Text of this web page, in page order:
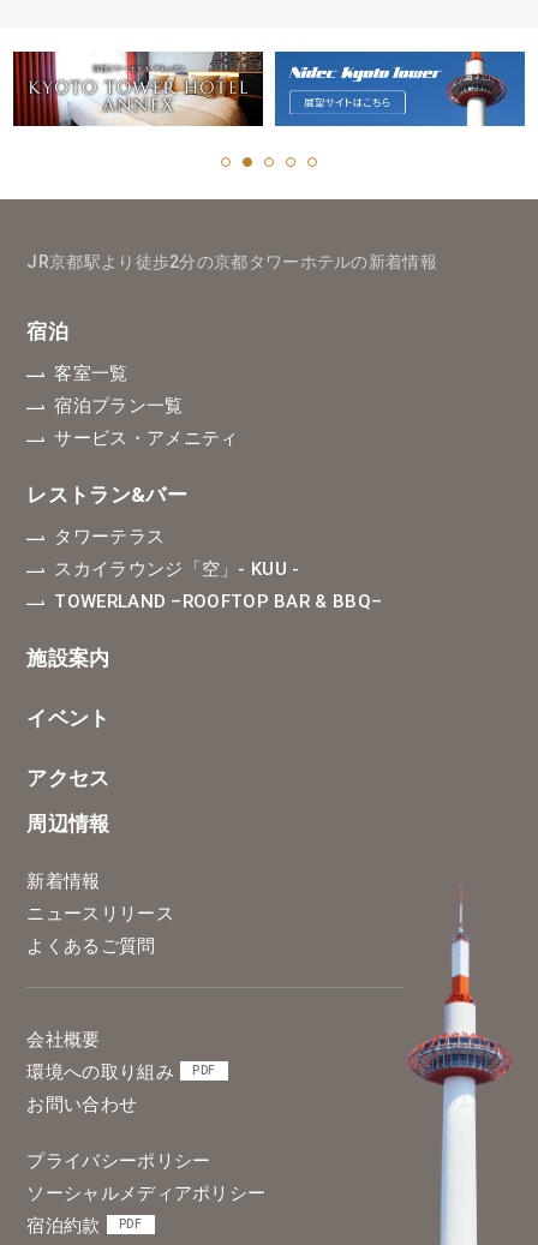
JR京都駅より徒歩2分の京都タワーホテルの新着情報
宿泊
客室一覧
宿泊プラン一覧
サービス・アメニティ
レストラン&バー
タワーテラス
スカイラウンジ「空」 - KUU -
TOWERLAND –ROOFTOP BAR & BBQ–
施設案内
イベント
アクセス
周辺情報
新着情報
ニュースリリース
よくあるご質問
会社概要
環境への取り組み
PDF
お問い合わせ
プライバシーポリシー
ソーシャルメディアポリシー
宿泊約款
PDF